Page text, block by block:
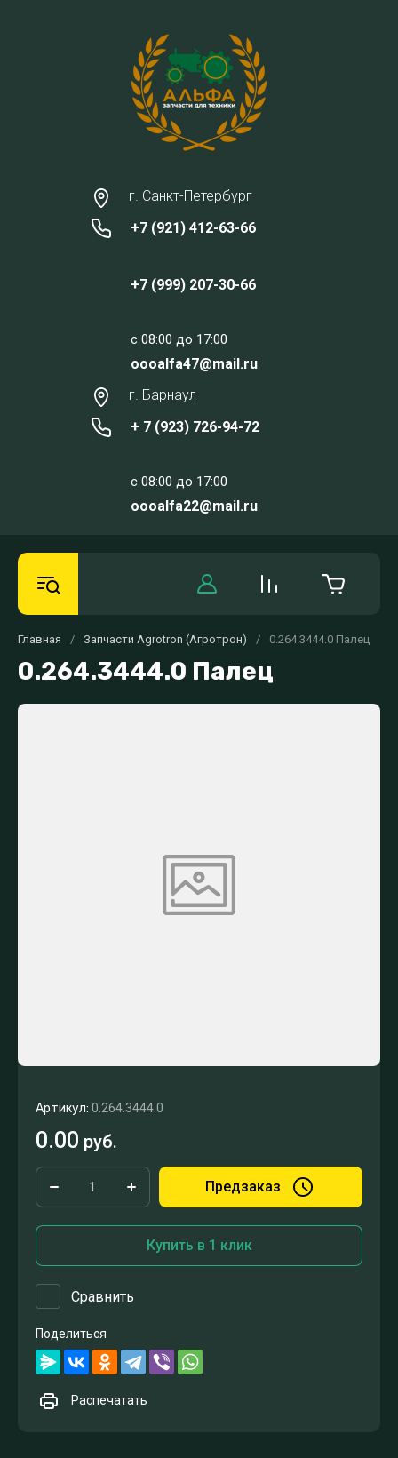
г. Санкт-Петербург
+7 (921) 412-63-66
+7 (999) 207-30-66
c 08:00 до 17:00
oooalfa47@mail.ru
г. Барнаул
+ 7 (923) 726-94-72
c 08:00 до 17:00
oooalfa22@mail.ru
Главная / Запчасти Agrotron (Агротрон) / 0.264.3444.0 Палец
0.264.3444.0 Палец
Артикул: 0.264.3444.0
0.00 руб.
Предзаказ
Купить в 1 клик
Сравнить
Поделиться
Распечатать